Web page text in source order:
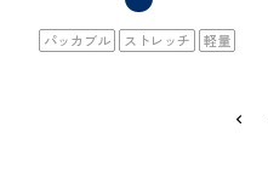
パッカブル ストレッチ 軽量